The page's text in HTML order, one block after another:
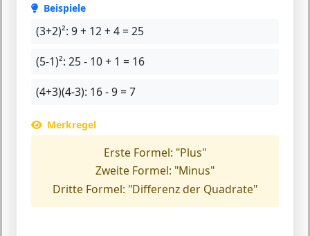
Beispiele
(3+2)²: 9 + 12 + 4 = 25
(5-1)²: 25 - 10 + 1 = 16
(4+3)(4-3): 16 - 9 = 7
Merkregel
Erste Formel: "Plus"
Zweite Formel: "Minus"
Dritte Formel: "Differenz der Quadrate"